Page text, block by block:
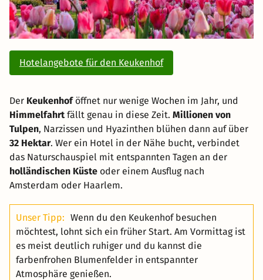
Hotelangebote für den Keukenhof
Der Keukenhoföffnet nur wenige Wochen im Jahr, und
Himmelfahrt fällt genau in diese Zeit. Millionen von
Tulpen, Narzissen und Hyazinthen blühen dann auf über
32 Hektar. Wer ein Hotel in der Nähe bucht, verbindet
das Naturschauspiel mit entspannten Tagen an der
holländischen Küste oder einem Ausflug nach
Amsterdam oder Haarlem.
Unser Tipp: Wenn du den Keukenhof besuchen
möchtest, lohnt sich ein früher Start. Am Vormittag ist
es meist deutlich ruhiger und du kannst die
farbenfrohen Blumenfelder in entspannter
Atmosphäre genießen.